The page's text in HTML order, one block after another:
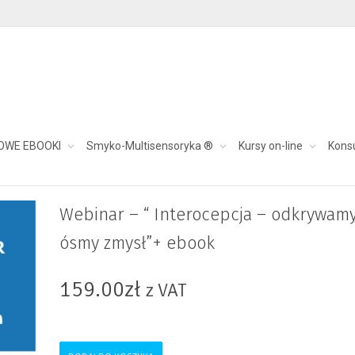
EBOOKI Smyko-Multisensoryka ® Kursy on-line
ósmy zmysł”+ ebook
Webinar – “ Interocepcja –
ósmy zmysł”+ ebook
159.00zł z VAT
ilość